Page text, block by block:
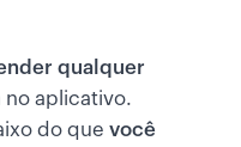
qualquer
no aplicativo.
do que você